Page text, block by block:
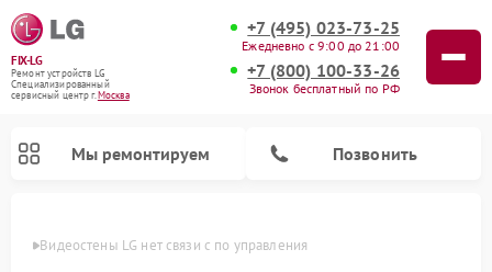
FIX-LG
Ремонт устройств LG
Специализированный
cервисный центр г.Москва
+7 (495) 023-73-25
Ежедневно с 9:00 до 21:00
+7 (800) 100-33-26
Звонок бесплатный по РФ
Мы ремонтируем Позвонить
Видеостены LG нет связи с по управления